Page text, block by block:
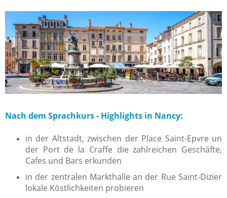
Nach dem Sprachkurs - Highlights in Nancy:
in der Altstadt, zwischen der Place Saint-Epvre un
der Port de la Craffe die zahlreichen Geschäfte,
Cafes und Bars erkunden
in der zentralen Markthalle an der Rue Saint-Dizier
lokale Köstlichkeiten probieren